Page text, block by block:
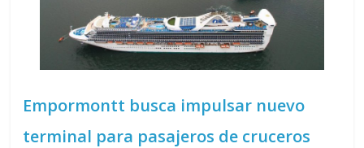
Empormontt busca impulsar nuevo
terminal para pasajeros de cruceros